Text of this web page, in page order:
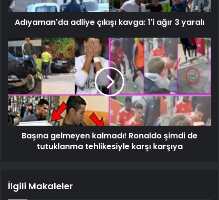
Adıyaman'da adliye çıkışı kavga: 1'i ağır 3 yaralı
Başına gelmeyen kalmadı! Ronaldo şimdi de
tutuklanma tehlikesiyle karşı karşıya
İlgili Makaleler